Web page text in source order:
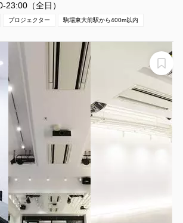
23:00（全日）
プロジェクター 駒場東大前駅から400m以内
ぐのスタジオ 撮影,オーディショ
ッスンに、受付＆更衣室まで一面貸
南青山